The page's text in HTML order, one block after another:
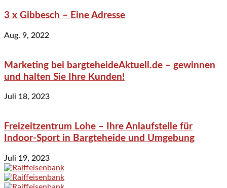
3 x Gibbesch – Eine Adresse
Aug. 9, 2022
Marketing bei bargteheideAktuell.de – gewinnen
und halten Sie Ihre Kunden!
Juli 18, 2023
Freizeitzentrum Lohe – Ihre Anlaufstelle für
Indoor-Sport in Bargteheide und Umgebung
Juli 19, 2023